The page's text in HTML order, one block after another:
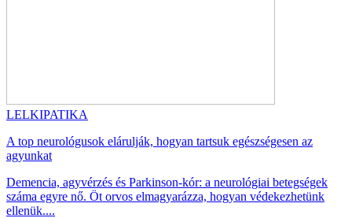
LELKIPATIKA
A top neurológusok elárulják, hogyan tartsuk egészségesen az
agyunkat
Demencia, agyvérzés és Parkinson-kór: a neurológiai betegségek
száma egyre nő. Öt orvos elmagyarázza, hogyan védekezhetünk
ellenük....